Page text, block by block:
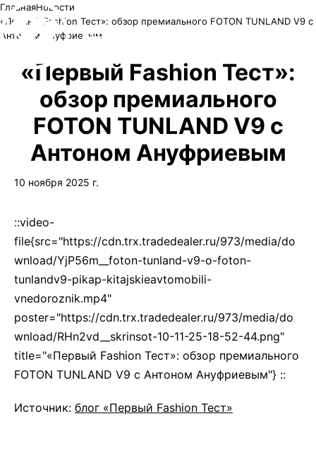
ГлавнаяНовости
«Первый Fashion Тест»: обзор премиального FOTON TUNLAND V9 с
Антоном Ануфриевым
«Первый Fashion Тест»:
обзор премиального
FOTON TUNLAND V9 с
Антоном Ануфриевым
10 ноября 2025 г.
::video-
file{src="https://cdn.trx.tradedealer.ru/973/media/do
wnload/YjP56m__foton-tunland-v9-o-foton-
tunlandv9-pikap-kitajskieavtomobili-
vnedoroznik.mp4"
poster="https://cdn.trx.tradedealer.ru/973/media/do
wnload/RHn2vd__skrinsot-10-11-25-18-52-44.png"
title="«Первый Fashion Тест»: обзор премиального
FOTON TUNLAND V9 с Антоном Ануфриевым"} ::
Источник: блог «Первый Fashion Тест»